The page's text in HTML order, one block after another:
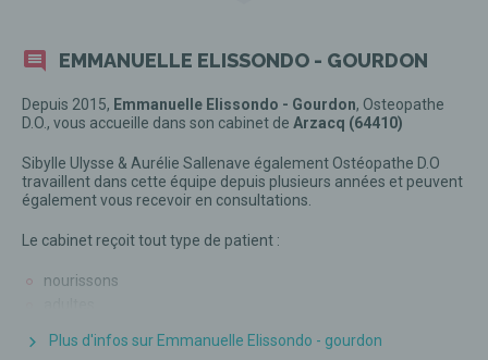
EMMANUELLE ELISSONDO - GOURDON
Depuis 2015, Emmanuelle Elissondo - Gourdon, Osteopathe
D.O., vous accueille dans son cabinet de Arzacq (64410)
Sibylle Ulysse & Aurélie Sallenave également Ostéopathe D.O
travaillent dans cette équipe depuis plusieurs années et peuvent
également vous recevoir en consultations.
Le cabinet reçoit tout type de patient :
nourissons
Plus d'infos sur Emmanuelle Elissondo - gourdon